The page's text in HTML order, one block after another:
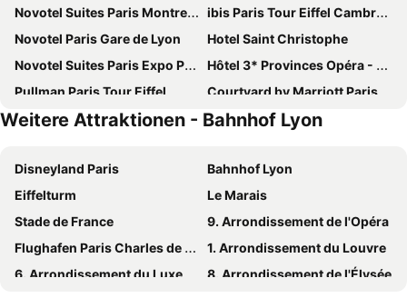
Novotel Suites Paris Montreuil Vincennes
ibis Paris Tour Eiffel Cambronne 15ème
Novotel Paris Gare de Lyon
Hotel Saint Christophe
Novotel Suites Paris Expo Porte de Versailles
Hôtel 3* Provinces Opéra - Vacances Bleues
Pullman Paris Tour Eiffel
Courtyard by Marriott Paris Gare de Lyon
Novotel Paris Centre Tour Eiffel
Novotel Paris Centre Gare Montparnasse
MEININGER Hotel Paris Porte De Vincennes
ibis budget Orly Chevilly Tram 7
Novotel Paris Centre Bercy
Novotel Paris 17
Novotel Paris Les Halles
ibis Paris Gare de Lyon Ledru Rollin 12ème
Holiday Inn Paris - Gare De Lyon Bastille By Ihg
Mercure Paris Montparnasse Pasteur
Mercure Paris Bercy Bibliothèque
Novotel Paris 20 Belleville
Weitere Attraktionen - Bahnhof Lyon
Disneyland Paris
Bahnhof Lyon
Eiffelturm
Le Marais
Stade de France
9. Arrondissement de l'Opéra
Flughafen Paris Charles de Gaulle
1. Arrondissement du Louvre
6. Arrondissement du Luxembourg
8. Arrondissement de l'Élysée